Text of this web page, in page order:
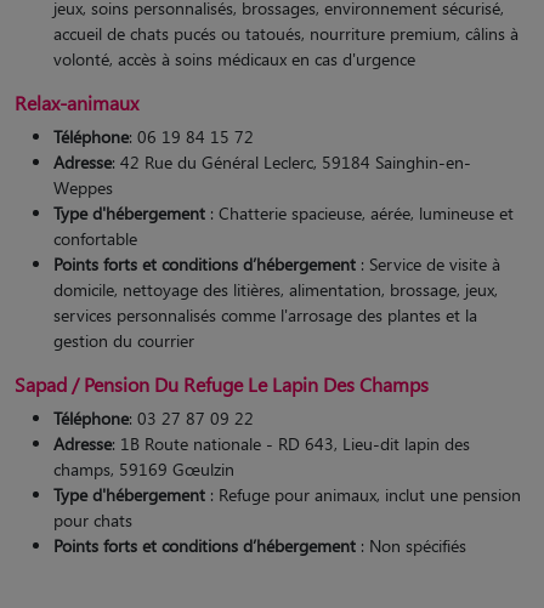
jeux, soins personnalisés, brossages, environnement sécurisé,
accueil de chats pucés ou tatoués, nourriture premium, câlins à
volonté, accès à soins médicaux en cas d'urgence​
Relax-animaux
Téléphone: 06 19 84 15 72
Adresse: 42 Rue du Général Leclerc, 59184 Sainghin-en-
Weppes
Type d'hébergement : Chatterie spacieuse, aérée, lumineuse et
confortable
Points forts et conditions d’hébergement : Service de visite à
domicile, nettoyage des litières, alimentation, brossage, jeux,
services personnalisés comme l'arrosage des plantes et la
gestion du courrier​
Sapad / Pension Du Refuge Le Lapin Des Champs
Téléphone: 03 27 87 09 22
Adresse: 1B Route nationale - RD 643, Lieu-dit lapin des
champs, 59169 Gœulzin
Type d'hébergement : Refuge pour animaux, inclut une pension
pour chats
Points forts et conditions d’hébergement : Non spécifiés